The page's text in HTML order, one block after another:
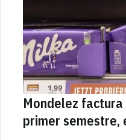
Mondelez
primer semestre,